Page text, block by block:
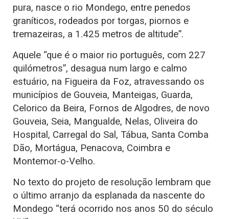
pura, nasce o rio Mondego, entre penedos
graníticos, rodeados por torgas, piornos e
tremazeiras, a 1.425 metros de altitude”.
Aquele “que é o maior rio português, com 227
quilómetros”, desagua num largo e calmo
estuário, na Figueira da Foz, atravessando os
municípios de Gouveia, Manteigas, Guarda,
Celorico da Beira, Fornos de Algodres, de novo
Gouveia, Seia, Mangualde, Nelas, Oliveira do
Hospital, Carregal do Sal, Tábua, Santa Comba
Dão, Mortágua, Penacova, Coimbra e
Montemor-o-Velho.
No texto do projeto de resolução lembram que
o último arranjo da esplanada da nascente do
Mondego “terá ocorrido nos anos 50 do século